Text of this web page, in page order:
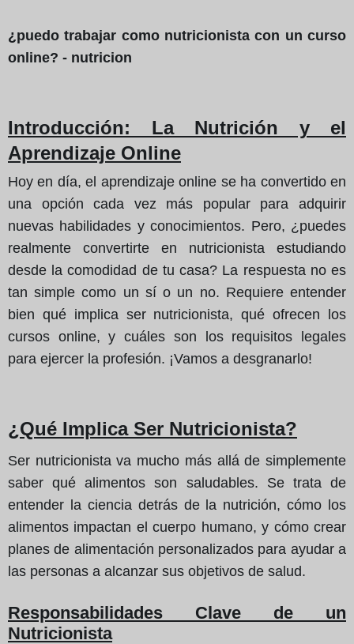
¿puedo trabajar como nutricionista con un curso
online? - nutricion
Introducción: La Nutrición y el
Aprendizaje Online
Hoy en día, el aprendizaje online se ha convertido en
una opción cada vez más popular para adquirir
nuevas habilidades y conocimientos. Pero, ¿puedes
realmente convertirte en nutricionista estudiando
desde la comodidad de tu casa? La respuesta no es
tan simple como un sí o un no. Requiere entender
bien qué implica ser nutricionista, qué ofrecen los
cursos online, y cuáles son los requisitos legales
para ejercer la profesión. ¡Vamos a desgranarlo!
¿Qué Implica Ser Nutricionista?
Ser nutricionista va mucho más allá de simplemente
saber qué alimentos son saludables. Se trata de
entender la ciencia detrás de la nutrición, cómo los
alimentos impactan el cuerpo humano, y cómo crear
planes de alimentación personalizados para ayudar a
las personas a alcanzar sus objetivos de salud.
Responsabilidades Clave de un
Nutricionista